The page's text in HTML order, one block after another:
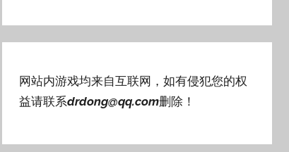
网站内游戏均来自互联网，如有侵犯您的权
益请联系drdong@qq.com删除！